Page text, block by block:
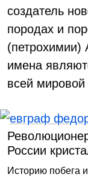
создатель
породах и
(петрохимии)
имена
всей мировой
России
Историю побега